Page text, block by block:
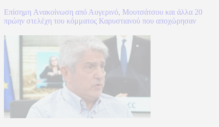
Επίσημη Aνακοίνωση από Αυγερινό, Μουτσάτσου και άλλα 20
πρώην στελέχη του κόμματος Καρυστιανού που αποχώρησαν